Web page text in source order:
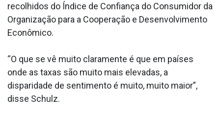
recolhidos do Índice de Confiança do Consumidor da
Organização para a Cooperação e Desenvolvimento
Econômico.
“O que se vê muito claramente é que em países
onde as taxas são muito mais elevadas, a
disparidade de sentimento é muito, muito maior”,
disse Schulz.